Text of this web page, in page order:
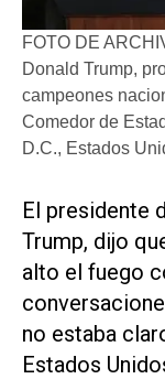
FOTO DE
Donald Trump,
campeones
Comedor de
D.C., Estados
El presidente
Trump, dijo
alto el fuego
no estaba
Estados